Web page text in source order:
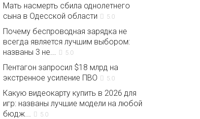
Мать насмерть сбила однолетнего
сына в Одесской области
5.0
Почему беспроводная зарядка не
всегда является лучшим выбором:
названы 3 не...
5.0
Пентагон запросил $18 млрд на
экстренное усиление ПВО
5.0
Какую видеокарту купить в 2026 для
игр: названы лучшие модели на любой
бюдж...
5.0